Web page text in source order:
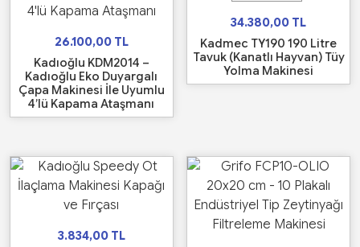
26.100,00 TL
Kadıoğlu KDM2014 –
Kadıoğlu Eko Duyargalı
Çapa Makinesi İle Uyumlu
4’lü Kapama Ataşmanı
34.380,00 TL
Kadmec TY190 190 Litre
Tavuk (Kanatlı Hayvan) Tüy
Yolma Makinesi
3.834,00 TL